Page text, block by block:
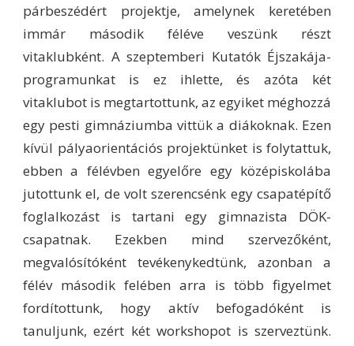
párbeszédért projektje, amelynek keretében
immár második féléve veszünk részt
vitaklubként. A szeptemberi Kutatók Éjszakája-
programunkat is ez ihlette, és azóta két
vitaklubot is megtartottunk, az egyiket méghozzá
egy pesti gimnáziumba vittük a diákoknak. Ezen
kívül pályaorientációs projektünket is folytattuk,
ebben a félévben egyelőre egy középiskolába
jutottunk el, de volt szerencsénk egy csapatépítő
foglalkozást is tartani egy gimnazista DÖK-
csapatnak. Ezekben mind szervezőként,
megvalósítóként tevékenykedtünk, azonban a
félév második felében arra is több figyelmet
fordítottunk, hogy aktív befogadóként is
tanuljunk, ezért két workshopot is szerveztünk.